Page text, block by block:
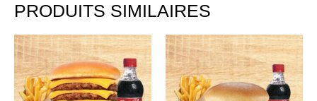
PRODUITS SIMILAIRES